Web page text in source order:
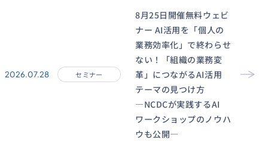
2026.07.28 セミナー
8月25日開催無料ウェビ
ナー AI活用を「個人の
業務効率化」で終わらせ
ない！「組織の業務変
革」につながるAI活用
テーマの見つけ方
―NCDCが実践するAI
ワークショップのノウハ
ウも公開―